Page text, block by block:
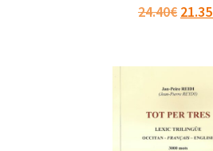
24.40€ Le
21.35